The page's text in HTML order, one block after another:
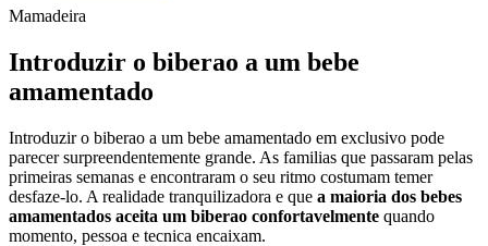
Mamadeira
Introduzir o biberao a um bebe
amamentado
Introduzir o biberao a um bebe amamentado em exclusivo pode
parecer surpreendentemente grande. As familias que passaram pelas
primeiras semanas e encontraram o seu ritmo costumam temer
desfaze-lo. A realidade tranquilizadora e que a maioria dos bebes
amamentados aceita um biberao confortavelmente quando
momento, pessoa e tecnica encaixam.